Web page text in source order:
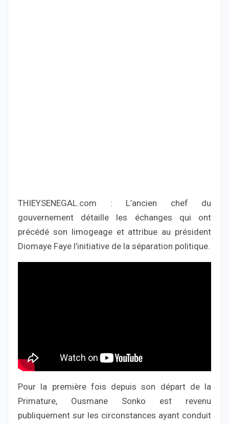
THIEYSENEGAL.com : L’ancien chef du
gouvernement détaille les échanges qui ont
précédé son limogeage et attribue au président
Diomaye Faye l’initiative de la séparation politique.
Pour la première fois depuis son départ de la
Primature, Ousmane Sonko est revenu
publiquement sur les circonstances ayant conduit